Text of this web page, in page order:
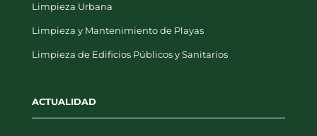
Limpieza Urbana
Limpieza y Mantenimiento de Playas
Limpieza de Edificios Públicos y Sanitarios
ACTUALIDAD